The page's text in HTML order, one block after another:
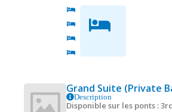
Grand Suite (Private
Description
Disponible sur les ponts :